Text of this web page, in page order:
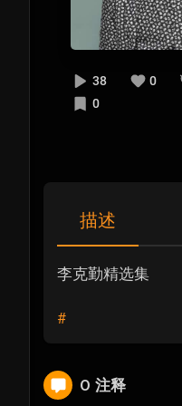
38
0
0
描述
李克勤精选集
#
0 注释